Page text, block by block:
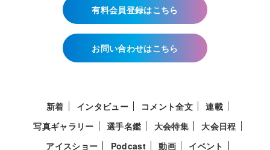
有料会員登録はこちら
お問い合わせはこちら
新着 インタビュー コメント全文
連載
写真ギャラリー
選手名鑑 大会特集
大会日程
アイスショー
Podcast 動画 イベント